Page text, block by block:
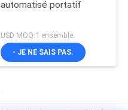
automatisé portatif
USD MOQ:1 ensemble
- JE NE SAIS PAS.